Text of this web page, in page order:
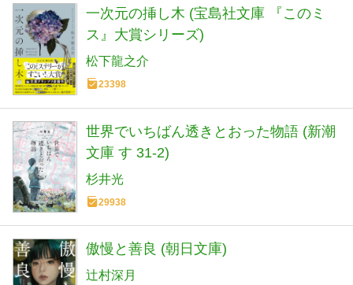
一次元の挿し木 (宝島社文庫 『このミ
ス』大賞シリーズ)
松下龍之介
23398
世界でいちばん透きとおった物語 (新潮
文庫 す 31-2)
杉井光
29938
傲慢と善良 (朝日文庫)
辻村深月